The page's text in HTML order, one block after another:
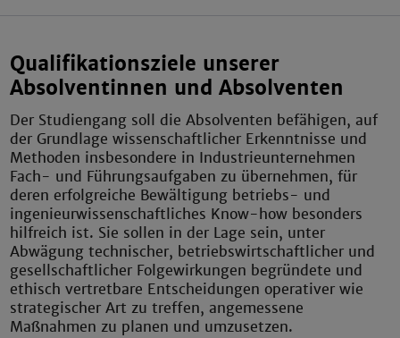
Qualifikationsziele unserer
Absolventinnen und Absolventen
Der Studiengang soll die Absolventen befähigen, auf
der Grundlage wissenschaftlicher Erkenntnisse und
Methoden insbesondere in Industrieunternehmen
Fach- und Führungsaufgaben zu übernehmen, für
deren erfolgreiche Bewältigung betriebs- und
ingenieurwissenschaftliches Know-how besonders
hilfreich ist. Sie sollen in der Lage sein, unter
Abwägung technischer, betriebswirtschaftlicher und
gesellschaftlicher Folgewirkungen begründete und
ethisch vertretbare Entscheidungen operativer wie
strategischer Art zu treffen, angemessene
Maßnahmen zu planen und umzusetzen.